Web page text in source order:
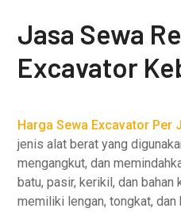
Jasa Sewa
Excavator
Harga Sewa Excavator Per
jenis alat berat yang
mengangkut, dan
batu, pasir, kerikil, dan
memiliki lengan, tongkat,